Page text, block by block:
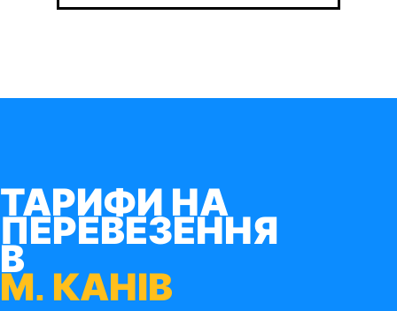
ТАРИФИ НА
ПЕРЕВЕЗЕННЯ
В
М. КАНІВ